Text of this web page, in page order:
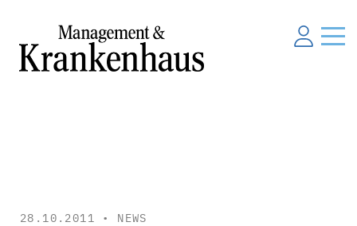
28.10.2011 • NEWS